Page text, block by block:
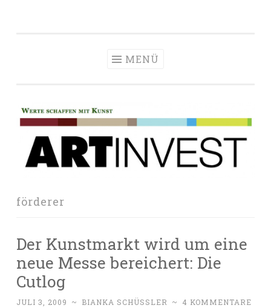
MENÜ
förderer
Der Kunstmarkt wird um eine
neue Messe bereichert: Die
Cutlog
JULI 3, 2009 ~ BIANKA SCHÜSSLER ~ 4 KOMMENTARE